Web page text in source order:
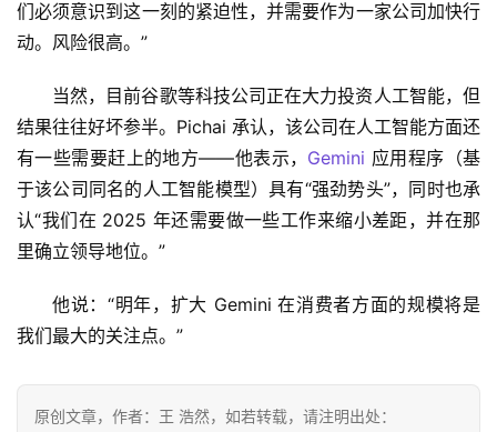
们必须意识到这一刻的紧迫性，并需要作为一家公司加快行
动。风险很高。”
当然，目前谷歌等科技公司正在大力投资人工智能，但
结果往往好坏参半。Pichai 承认，该公司在人工智能方面还
有一些需要赶上的地方——他表示， Gemini 应用程序（基
于该公司同名的人工智能模型）具有“强劲势头”，同时也承
认“我们在 2025 年还需要做一些工作来缩小差距，并在那
里确立领导地位。”
他说：“明年，扩大 Gemini 在消费者方面的规模将是
我们最大的关注点。”
原创文章，作者：王 浩然，如若转载，请注明出处：